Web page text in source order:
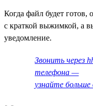
Когда файл будет готов,
с краткой выжимкой, а
уведомление.
Звонить через
телефона —
узнайте